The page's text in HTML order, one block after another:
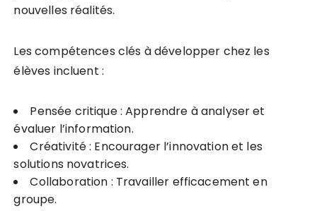
nouvelles réalités.
Les compétences clés à développer chez les
élèves incluent :
Pensée critique : Apprendre à analyser et
évaluer l’information.
Créativité : Encourager l’innovation et les
solutions novatrices.
Collaboration : Travailler efficacement en
groupe.